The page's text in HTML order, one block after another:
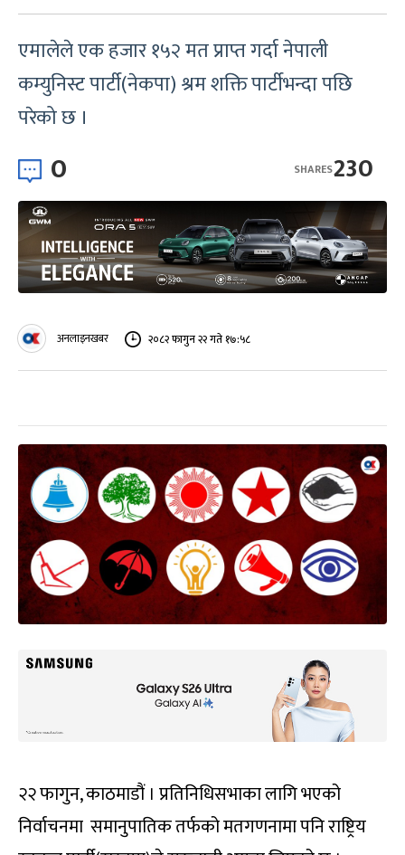
एमालेले एक हजार १५२ मत प्राप्त गर्दा नेपाली
कम्युनिस्ट पार्टी(नेकपा) श्रम शक्ति पार्टीभन्दा पछि
परेको छ ।
0 230
SHARES
अनलाइनखबर २०८२ फागुन २२ गते १७:५८
२२ फागुन, काठमाडौं । प्रतिनिधिसभाका लागि भएको
निर्वाचनमा समानुपातिक तर्फको मतगणनामा पनि राष्ट्रिय